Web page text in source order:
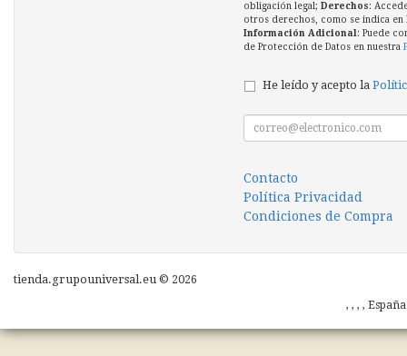
obligación legal; Derechos:
otros derechos, como se indica en
Información Adicional : Puede
de Protección de Datos en nuestra
He leído y acepto la
Contacto
Política Privacidad
Condiciones de Compra
tienda.grupouniversal.eu © 2026
, , , ,